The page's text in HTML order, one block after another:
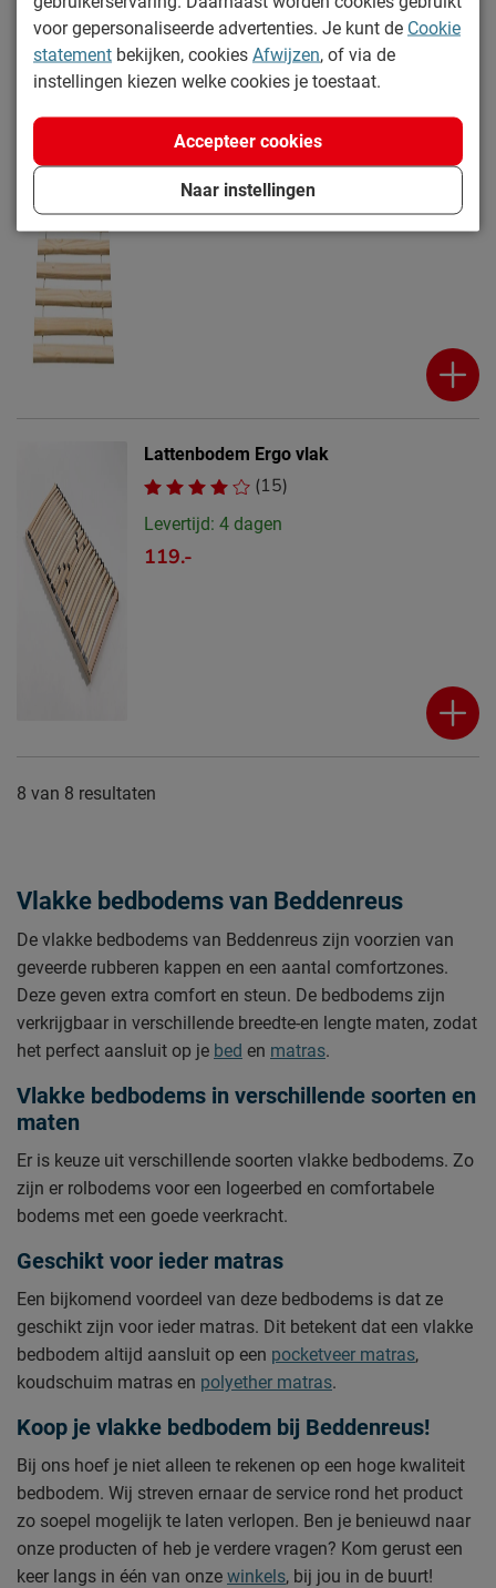
Rolbodem Vipack
Levertijd: 4 dagen
48.95
Lattenbodem Ergo vlak
(15)
Levertijd: 4 dagen
119.-
8 van 8 resultaten
Vlakke bedbodems van Beddenreus
De vlakke bedbodems van Beddenreus zijn voorzien van
geveerde rubberen kappen en een aantal comfortzones.
Deze geven extra comfort en steun. De bedbodems zijn
verkrijgbaar in verschillende breedte-en lengte maten, zodat
het perfect aansluit op je bed en matras.
Vlakke bedbodems in verschillende soorten en
maten
Er is keuze uit verschillende soorten vlakke bedbodems. Zo
zijn er rolbodems voor een logeerbed en comfortabele
bodems met een goede veerkracht.
Geschikt voor ieder matras
Een bijkomend voordeel van deze bedbodems is dat ze
geschikt zijn voor ieder matras. Dit betekent dat een vlakke
bedbodem altijd aansluit op een pocketveer matras,
koudschuim matras en polyether matras.
Koop je vlakke bedbodem bij Beddenreus!
Bij ons hoef je niet alleen te rekenen op een hoge kwaliteit
bedbodem. Wij streven ernaar de service rond het product
zo soepel mogelijk te laten verlopen. Ben je benieuwd naar
onze producten of heb je verdere vragen? Kom gerust een
keer langs in één van onze winkels, bij jou in de buurt!
voor gepersonaliseerde advertenties. Je kunt de Cookie
statement bekijken, cookies Afwijzen, of via de
instellingen kiezen welke cookies je toestaat.
Naar instellingen
Accepteer cookies